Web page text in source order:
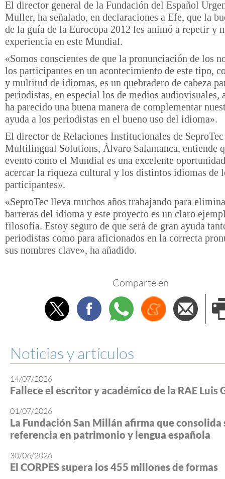
El director general de la Fundación del Español
Muller, ha señalado, en declaraciones a Efe, que la
de la guía de la Eurocopa 2012 les animó a repetir y
experiencia en este Mundial.
«Somos conscientes de que la pronunciación de los
los participantes en un acontecimiento de este tipo,
y multitud de idiomas, es un quebradero de cabeza
periodistas, en especial los de medios audiovisuales,
ha parecido una buena manera de complementar
ayuda a los periodistas en el bueno uso del idioma».
El director de Relaciones Institucionales de SeproTec
Multilingual Solutions, Álvaro Salamanca, entiende
evento como el Mundial es una excelente
acercar la riqueza cultural y los distintos idiomas de
participantes».
«SeproTec lleva muchos años trabajando para
barreras del idioma y este proyecto es un claro
filosofía. Estoy seguro de que será de gran ayuda
periodistas como para aficionados en la correcta
sus nombres clave», ha añadido.
Comparte en
TwitterFacebookWhatsappMenéame
Noticias y artículos
14/07/2026
Fallece el escritor y académico de la RAE Luis
01/07/2026
La Fundación San Millán afirma que consolida
referencia en patrimonio y lengua española
30/06/2026
El CORPES supera los 455 millones de formas